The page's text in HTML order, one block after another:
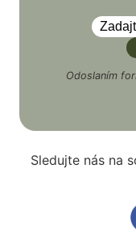
Odoslaním
Sledujte nás na